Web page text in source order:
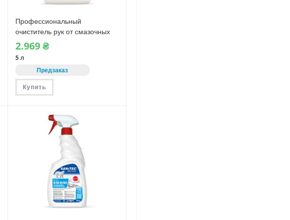
Профессиональный
очиститель рук от смазочных
масел и жира Sanitec
INDUSTRIAL SOAP (1045) 5 л
2.969₴
5 л
Предзаказ
Купить